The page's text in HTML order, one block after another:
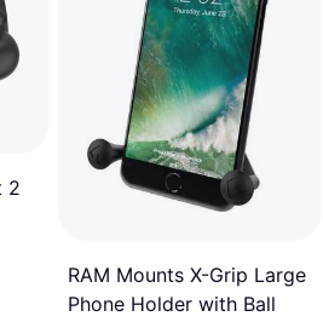
2
RAM Mounts X-Grip Large
Phone Holder with Ball